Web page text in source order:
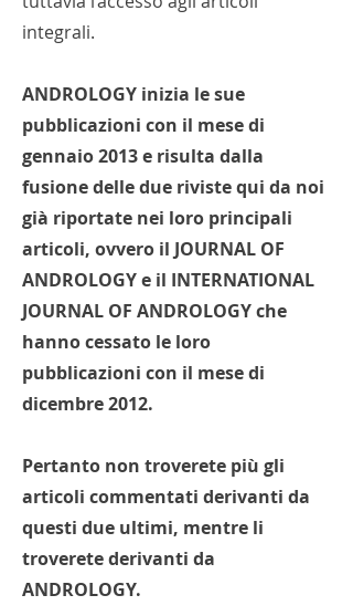
integrali.
ANDROLOGY inizia le sue
pubblicazioni con il mese di
gennaio 2013 e risulta dalla
fusione delle due riviste qui da noi
già riportate nei loro principali
articoli, ovvero il JOURNAL OF
ANDROLOGY e il INTERNATIONAL
JOURNAL OF ANDROLOGY che
hanno cessato le loro
pubblicazioni con il mese di
dicembre 2012.
Pertanto non troverete più gli
articoli commentati derivanti da
questi due ultimi, mentre li
troverete derivanti da
ANDROLOGY.